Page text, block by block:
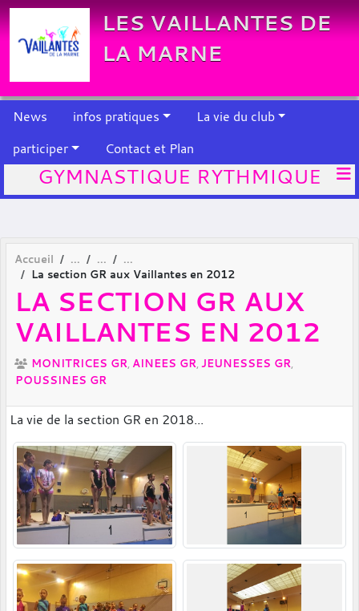
LES VAILLANTES DE
LA MARNE
News infos pratiques
La vie du club
participer
Contact et Plan
GYMNASTIQUE RYTHMIQUE
Accueil
La section GR aux Vaillantes en 2012
LA SECTION GR AUX
VAILLANTES EN 2012
MONITRICES GR AINEES GR JEUNESSES GR
POUSSINES GR
La vie de la section GR en 2018...
Panneau de gestion des cookies